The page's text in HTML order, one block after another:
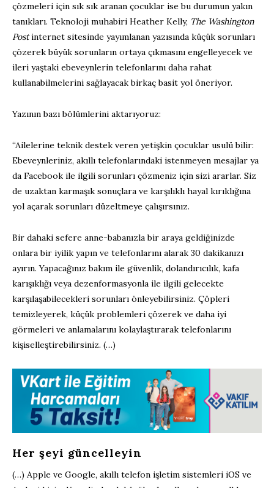
çözmeleri için sık sık aranan çocuklar ise bu durumun yakın
tanıkları. Teknoloji muhabiri Heather Kelly, The Washington
Postinternet sitesinde yayımlanan yazısında küçük sorunları
çözerek büyük sorunların ortaya çıkmasını engelleyecek ve
ileri yaştaki ebeveynlerin telefonlarını daha rahat
kullanabilmelerini sağlayacak birkaç basit yol öneriyor.
Yazının bazı bölümlerini aktarıyoruz:
“Ailelerine teknik destek veren yetişkin çocuklar usulü bilir:
Ebeveynleriniz, akıllı telefonlarındaki istenmeyen mesajlar ya
da Facebook ile ilgili sorunları çözmeniz için sizi ararlar. Siz
de uzaktan karmaşık sonuçlara ve karşılıklı hayal kırıklığına
yol açarak sorunları düzeltmeye çalışırsınız.
Bir dahaki sefere anne-babanızla bir araya geldiğinizde
onlara bir iyilik yapın ve telefonlarını alarak 30 dakikanızı
ayırın. Yapacağınız bakım ile güvenlik, dolandırıcılık, kafa
karışıklığı veya dezenformasyonla ile ilgili gelecekte
karşılaşabilecekleri sorunları önleyebilirsiniz. Çöpleri
temizleyerek, küçük problemleri çözerek ve daha iyi
görmeleri ve anlamalarını kolaylaştırarak telefonlarını
kişiselleştirebilirsiniz. (…)
Her şeyi güncelleyin
(…) Apple ve Google, akıllı telefon işletim sistemleri iOS ve